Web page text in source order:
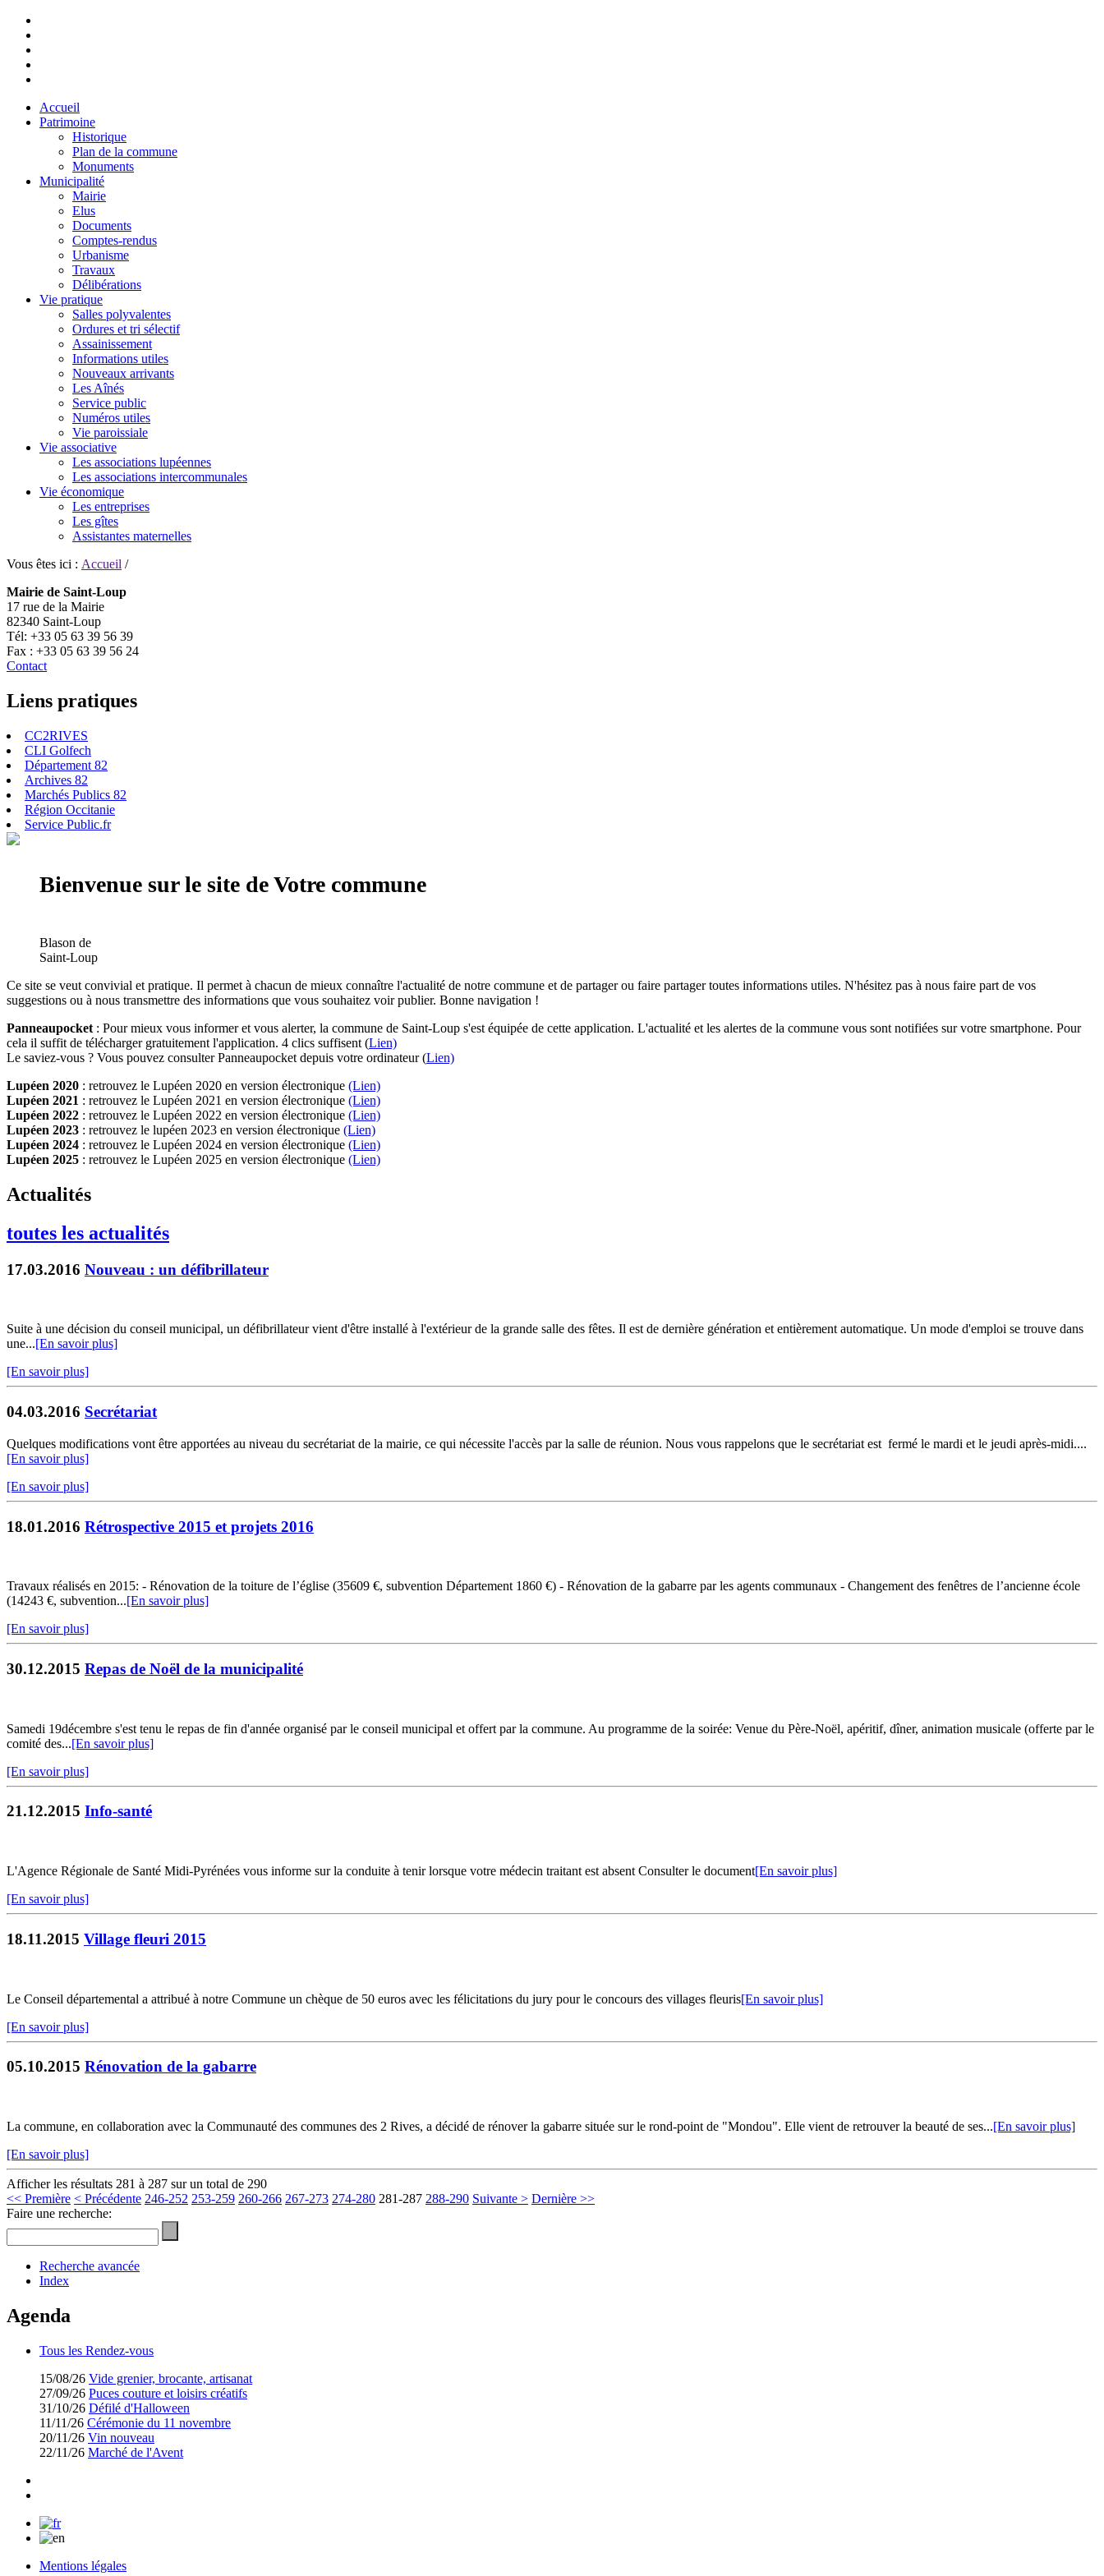
Accueil
Patrimoine
Historique
Plan de la commune
Monuments
Municipalité
Mairie
Elus
Documents
Comptes-rendus
Urbanisme
Travaux
Délibérations
Vie pratique
Salles polyvalentes
Ordures et tri sélectif
Assainissement
Informations utiles
Nouveaux arrivants
Les Aînés
Service public
Numéros utiles
Vie paroissiale
Vie associative
Les associations lupéennes
Les associations intercommunales
Vie économique
Les entreprises
Les gîtes
Assistantes maternelles
Vous êtes ici : Accueil /
Mairie de Saint-Loup
17 rue de la Mairie
82340 Saint-Loup
Tél: +33 05 63 39 56 39
Fax : +33 05 63 39 56 24
Contact
Liens pratiques
CC2RIVES
CLI Golfech
Département 82
Archives 82
Marchés Publics 82
Région Occitanie
Service Public.fr
Bienvenue sur le site de Votre commune
Blason de
Saint-Loup
Ce site se veut convivial et pratique. Il permet à chacun de mieux connaître l'actualité de notre commune et de partager ou faire partager toutes informations utiles. N'hésitez pas à nous faire part de vos
suggestions ou à nous transmettre des informations que vous souhaitez voir publier. Bonne navigation !
Panneaupocket : Pour mieux vous informer et vous alerter, la commune de Saint-Loup s'est équipée de cette application. L'actualité et les alertes de la commune vous sont notifiées sur votre smartphone. Pour
cela il suffit de télécharger gratuitement l'application. 4 clics suffisent (Lien)
Le saviez-vous ? Vous pouvez consulter Panneaupocket depuis votre ordinateur (Lien)
Lupéen 2020 : retrouvez le Lupéen 2020 en version électronique (Lien)
Lupéen 2021 : retrouvez le Lupéen 2021 en version électronique (Lien)
Lupéen 2022 : retrouvez le Lupéen 2022 en version électronique (Lien)
Lupéen 2023 : retrouvez le lupéen 2023 en version électronique (Lien)
Lupéen 2024 : retrouvez le Lupéen 2024 en version électronique (Lien)
Lupéen 2025 : retrouvez le Lupéen 2025 en version électronique (Lien)
Actualités
toutes les actualités
17.03.2016 Nouveau : un défibrillateur
Suite à une décision du conseil municipal, un défibrillateur vient d'être installé à l'extérieur de la grande salle des fêtes. Il est de dernière génération et entièrement automatique. Un mode d'emploi se trouve dans
une...[En savoir plus]
[En savoir plus]
04.03.2016 Secrétariat
Quelques modifications vont être apportées au niveau du secrétariat de la mairie, ce qui nécessite l'accès par la salle de réunion. Nous vous rappelons que le secrétariat est fermé le mardi et le jeudi après-midi....
[En savoir plus]
[En savoir plus]
18.01.2016 Rétrospective 2015 et projets 2016
Travaux réalisés en 2015: - Rénovation de la toiture de l’église (35609 €, subvention Département 1860 €) - Rénovation de la gabarre par les agents communaux - Changement des fenêtres de l’ancienne école
(14243 €, subvention...[En savoir plus]
[En savoir plus]
30.12.2015 Repas de Noël de la municipalité
Samedi 19décembre s'est tenu le repas de fin d'année organisé par le conseil municipal et offert par la commune. Au programme de la soirée: Venue du Père-Noël, apéritif, dîner, animation musicale (offerte par le
comité des...[En savoir plus]
[En savoir plus]
21.12.2015 Info-santé
L'Agence Régionale de Santé Midi-Pyrénées vous informe sur la conduite à tenir lorsque votre médecin traitant est absent Consulter le document[En savoir plus]
[En savoir plus]
18.11.2015 Village fleuri 2015
Le Conseil départemental a attribué à notre Commune un chèque de 50 euros avec les félicitations du jury pour le concours des villages fleuris[En savoir plus]
[En savoir plus]
05.10.2015 Rénovation de la gabarre
La commune, en collaboration avec la Communauté des communes des 2 Rives, a décidé de rénover la gabarre située sur le rond-point de "Mondou". Elle vient de retrouver la beauté de ses...[En savoir plus]
[En savoir plus]
Afficher les résultats 281 à 287 sur un total de 290
<< Première < Précédente 246-252 253-259 260-266 267-273 274-280 281-287 288-290 Suivante > Dernière >>
Faire une recherche:
Recherche avancée
Index
Agenda
Tous les Rendez-vous
15/08/26 Vide grenier, brocante, artisanat
27/09/26 Puces couture et loisirs créatifs
31/10/26 Défilé d'Halloween
11/11/26 Cérémonie du 11 novembre
20/11/26 Vin nouveau
22/11/26 Marché de l'Avent
Mentions légales